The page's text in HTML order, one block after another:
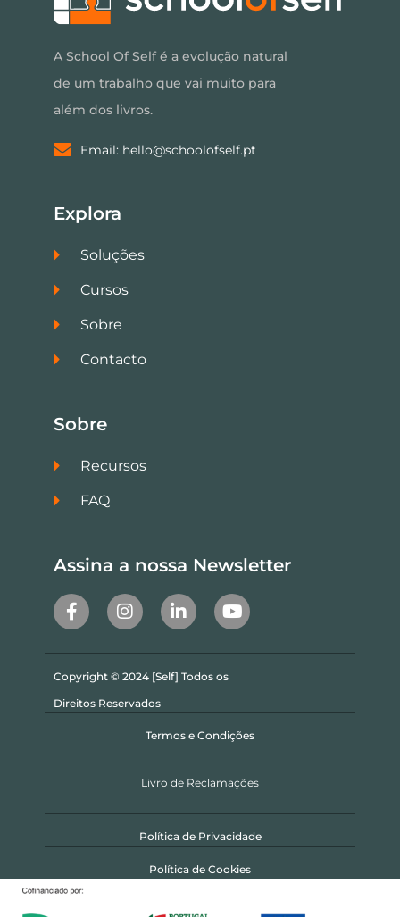
A School Of Self é a evolução natural
de um trabalho que vai muito para
além dos livros.
Email: hello@schoolofself.pt
Explora
Soluções
Cursos
Sobre
Contacto
Sobre
Recursos
FAQ
Assina a nossa Newsletter
Copyright © 2024 [Self] Todos os
Direitos Reservados
Termos e Condições
Livro de Reclamações
Política de Privacidade
Política de Cookies